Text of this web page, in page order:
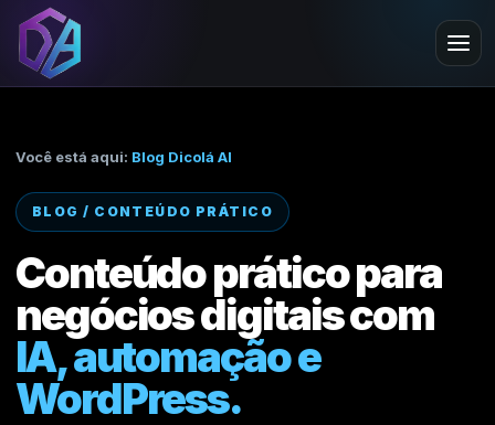
Você está aqui: Blog Dicolá AI
BLOG / CONTEÚDO PRÁTICO
Conteúdo prático para
negócios digitais com
IA, automação e
WordPress.